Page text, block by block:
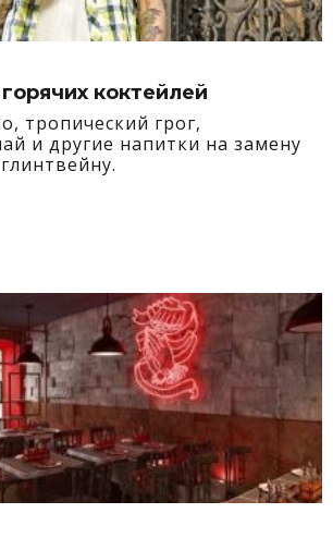
коктейлей
тропический грог,
и другие напитки на замену